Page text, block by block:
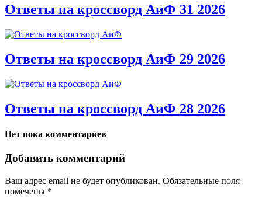
Ответы на кроссворд АиФ 31 2026
Ответы на кроссворд АиФ 29 2026
Ответы на кроссворд АиФ 28 2026
Нет пока комментариев
Добавить комментарий
Ваш адрес email не будет опубликован. Обязательные поля
помечены *